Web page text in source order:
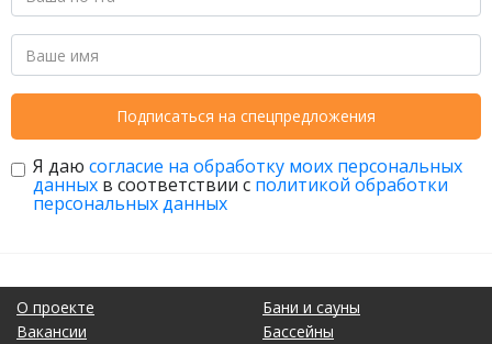
Подписаться на спецпредложения
Я даю согласие на обработку моих персональных
данных в соответствии с политикой обработки
персональных данных
О проекте
Вакансии
Бани и сауны
Бассейны